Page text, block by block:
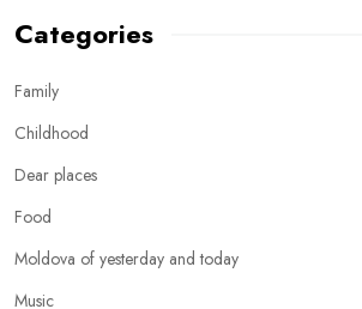
Categories
Family
Childhood
Dear places
Food
Moldova of yesterday and today
Music